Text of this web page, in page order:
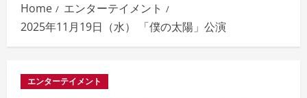
Home
エンターテイメント
2025年11月19日（水） 「僕の太陽」公演
エンターテイメント